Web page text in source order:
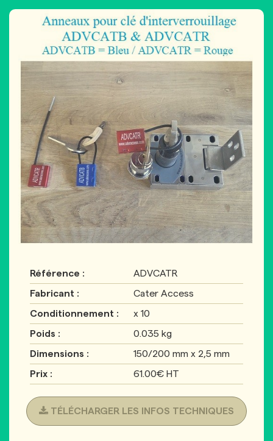
Référence : ADVCATR
Fabricant : Cater Access
Conditionnement : x 10
Poids : 0.035 kg
Dimensions : 150/200 mm x 2,5 mm
Prix : 61.00€ HT
TÉLÉCHARGER LES INFOS TECHNIQUES